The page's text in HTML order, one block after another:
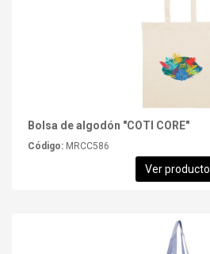
Bolsa de algodón "COTI CORE"
Código: MRCC586
Ver producto